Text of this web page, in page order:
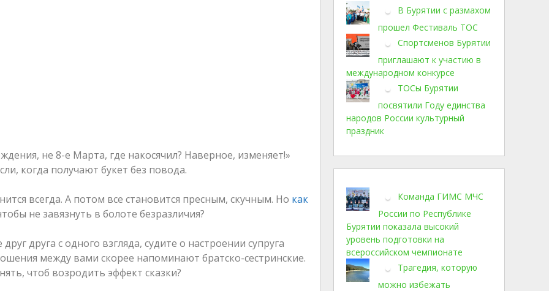
не 8-е Марта, где накосячил? Наверное, изменяет!»
когда получают букет без повода.
всегда. А потом все становится пресным, скучным. Но как
не завязнуть в болоте безразличия?
друга с одного взгляда, судите о настроении супруга
между вами скорее напоминают братско-сестринские.
чтоб возродить эффект сказки?
В Бурятии с размахом
прошел Фестиваль ТОС
Спортсменов Бурятии
приглашают к участию в
международном конкурсе
ТОСы Бурятии
посвятили Году единства
народов России культурный
праздник
Команда ГИМС МЧС
России по Республике
Бурятии показала высокий
уровень подготовки на
всероссийском чемпионате
Трагедия, которую
можно избежать